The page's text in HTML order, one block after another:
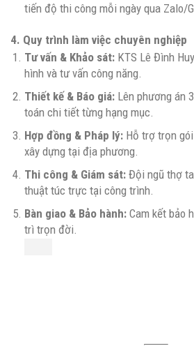
tiến độ thi công mỗi ngày qua Zalo/
4. Quy trình làm việc chuyên nghiệp
Tư vấn & Khảo sát: KTS Lê Đình
hình và tư vấn công năng.
Thiết kế & Báo giá: Lên phương án
toán chi tiết từng hạng mục.
Hợp đồng & Pháp lý: Hỗ trợ trọn
xây dựng tại địa phương.
Thi công & Giám sát: Đội ngũ thợ
thuật túc trực tại công trình.
Bàn giao & Bảo hành: Cam kết bảo
trì trọn đời.